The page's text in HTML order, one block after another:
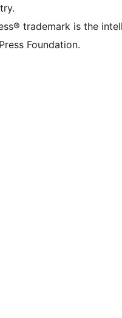
trademark is the
Foundation.